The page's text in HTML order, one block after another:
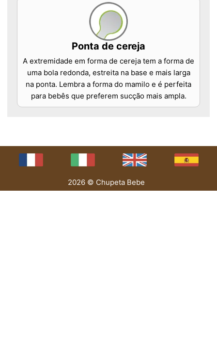
Ponta de cereja
A extremidade em forma de cereja tem a forma de
uma bola redonda, estreita na base e mais larga
na ponta. Lembra a forma do mamilo e é perfeita
para bebês que preferem sucção mais ampla.
2026 © Chupeta Bebe